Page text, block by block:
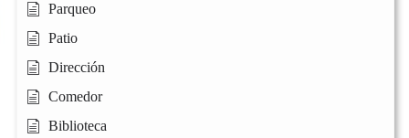
Parqueo
Patio
Dirección
Comedor
Biblioteca